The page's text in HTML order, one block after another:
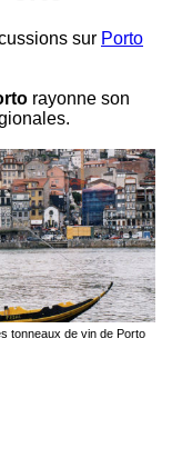
sur Porto
rayonne son
tonneaux de vin de Porto